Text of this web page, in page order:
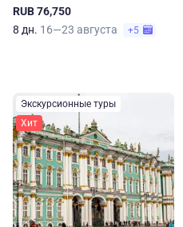
RUB 76,750
8 дн. 16—23 августа +5
Экскурсионные туры
Хит